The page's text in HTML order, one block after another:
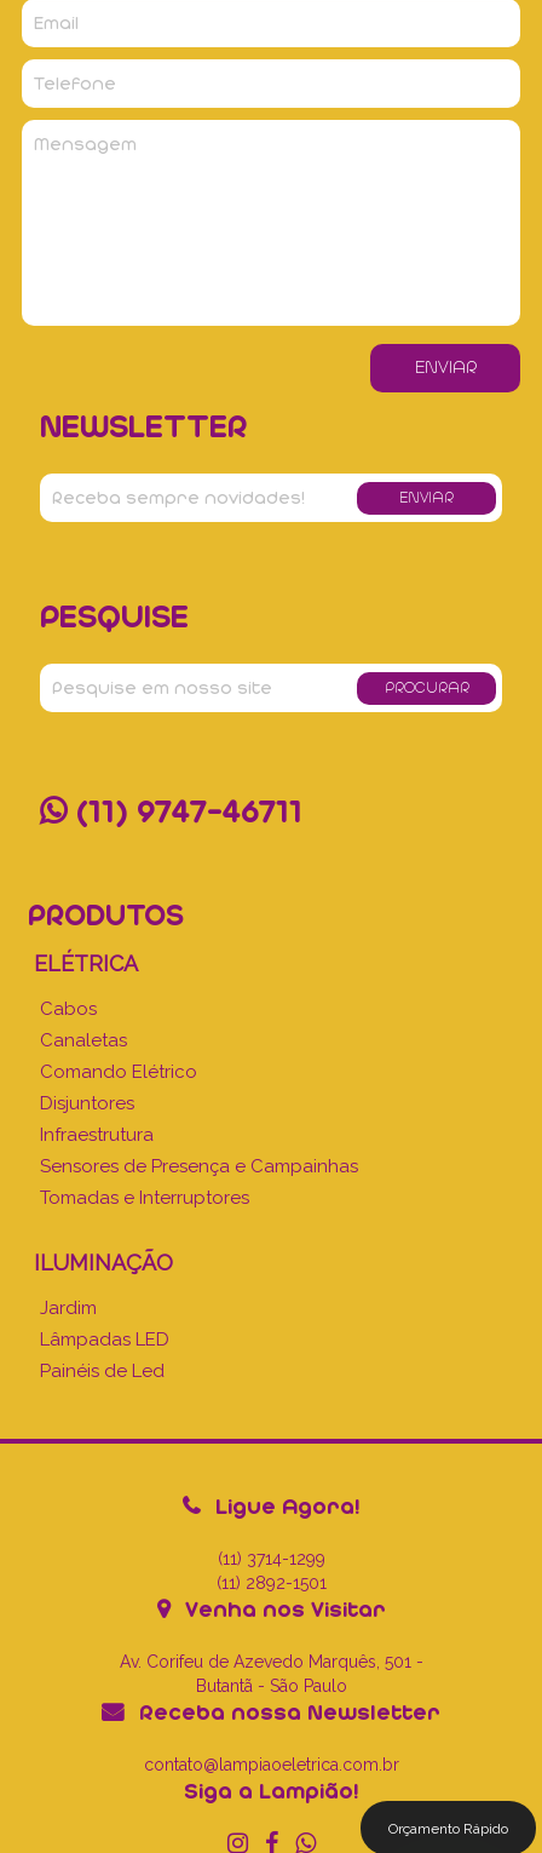
NEWSLETTER
PESQUISE
(11) 9747-46711
PRODUTOS
ELÉTRICA
Cabos
Canaletas
Comando Elétrico
Disjuntores
Infraestrutura
Sensores de Presença e Campainhas
Tomadas e Interruptores
ILUMINAÇÃO
Jardim
Lâmpadas LED
Painéis de Led
Ligue Agora!
(11) 3714-1299
(11) 2892-1501
Venha nos Visitar
Av. Corifeu de Azevedo Marquês, 501 -
Butantã - São Paulo
Receba nossa Newsletter
contato@lampiaoeletrica.com.br
Siga a Lampião!
Orçamento Rápido